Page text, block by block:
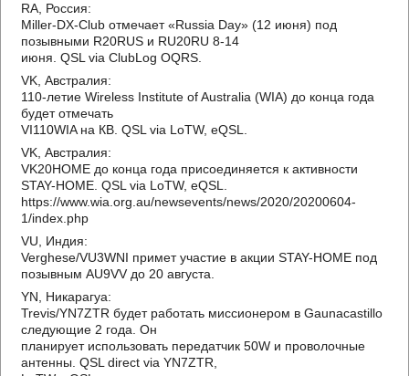
RA, Россия:
Miller-DX-Club отмечает «Russia Day» (12 июня) под
позывными R20RUS и RU20RU 8-14
июня. QSL via ClubLog OQRS.
VK, Австралия:
110-летие Wireless Institute of Australia (WIA) до конца года
будет отмечать
VI110WIA на КВ. QSL via LoTW, eQSL.
VK, Австралия:
VK20HOME до конца года присоединяется к активности
STAY-HOME. QSL via LoTW, eQSL.
https://www.wia.org.au/newsevents/news/2020/20200604-
1/index.php
VU, Индия:
Verghese/VU3WNI примет участие в акции STAY-HOME под
позывным AU9VV до 20 августа.
YN, Никарагуа:
Trevis/YN7ZTR будет работать миссионером в Gaunacastillo
следующие 2 года. Он
планирует использовать передатчик 50W и проволочные
антенны. QSL direct via YN7ZTR,